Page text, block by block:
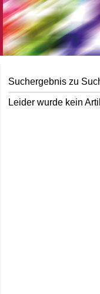
Suchergebnis zu
Leider wurde kein